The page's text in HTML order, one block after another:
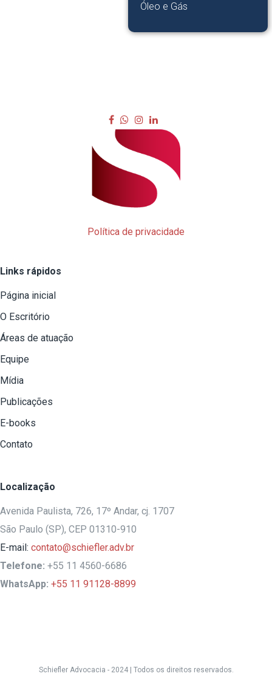
Óleo e Gás
Política de privacidade
Links rápidos
Página inicial
O Escritório
Áreas de atuação
Equipe
Mídia
Publicações
E-books
Contato
Localização
Avenida Paulista, 726, 17º Andar, cj. 1707
São Paulo (SP), CEP 01310-910
E-mail: contato@schiefler.adv.br
Telefone: +55 11 4560-6686
WhatsApp: +55 11 91128-8899
Schiefler Advocacia - 2024 | Todos os direitos reservados.